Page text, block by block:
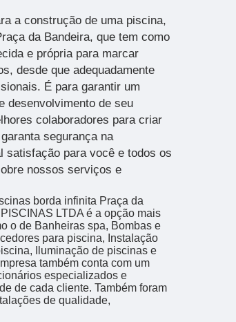
a construção de uma piscina,
da Bandeira, que tem como
e própria para marcar
desde que adequadamente
É para garantir um
desenvolvimento de seu
colaboradores para criar
segurança na
satisfação para você e todos os
nossos serviços e
borda infinita Praça da
LTDA é a opção mais
o de Banheiras spa, Bombas e
para piscina, Instalação
Iluminação de piscinas e
também conta com um
especializados e
de cada cliente. Também foram
de qualidade,